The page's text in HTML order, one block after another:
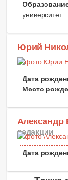
университет
Юрий
Дата
Место
Александр
редакции
Дата